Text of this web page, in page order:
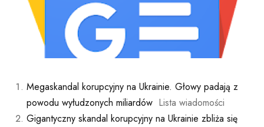
Megaskandal korupcyjny na Ukrainie. Głowy padają z
powodu wyłudzonych miliardów Lista wiadomości
Gigantyczny skandal korupcyjny na Ukrainie zbliża się